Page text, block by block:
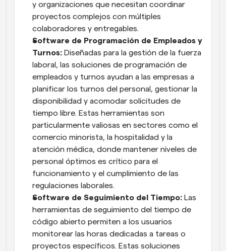
y organizaciones que necesitan coordinar
proyectos complejos con múltiples
colaboradores y entregables.
Software de Programación de Empleados y
Turnos: Diseñadas para la gestión de la fuerza
laboral, las soluciones de programación de
empleados y turnos ayudan a las empresas a
planificar los turnos del personal, gestionar la
disponibilidad y acomodar solicitudes de
tiempo libre. Estas herramientas son
particularmente valiosas en sectores como el
comercio minorista, la hospitalidad y la
atención médica, donde mantener niveles de
personal óptimos es crítico para el
funcionamiento y el cumplimiento de las
regulaciones laborales.
Software de Seguimiento del Tiempo: Las
herramientas de seguimiento del tiempo de
código abierto permiten a los usuarios
monitorear las horas dedicadas a tareas o
proyectos específicos. Estas soluciones